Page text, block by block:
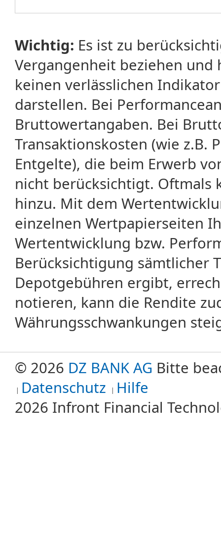
Wichtig: Es ist zu
Vergangenheit beziehen
keinen verlässlichen
darstellen. Bei
Bruttowertangaben. Bei
Transaktionskosten (wie z.B.
Entgelte), die beim Erwerb
nicht berücksichtigt. Oftmals
hinzu. Mit dem
einzelnen Wertpapierseiten
Wertentwicklung bzw.
Berücksichtigung sämtlicher
Depotgebühren ergibt,
notieren, kann die Rendite
Währungsschwankungen
© 2026 DZ BANK AG Bitte
Datenschutz Hilfe
2026 Infront Financial